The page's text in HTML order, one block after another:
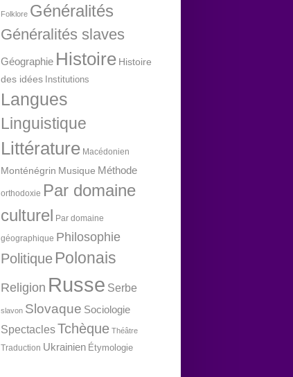
Folklore Généralités
Généralités slaves
Géographie Histoire Histoire
des idées Institutions
Langues
Linguistique
Littérature Macédonien
Monténégrin Musique Méthode
orthodoxie Par domaine
culturel Par domaine
géographique Philosophie
Politique Polonais
Religion Russe Serbe
slavon Slovaque Sociologie
SpectaclesTchèque Théâtre
Traduction Ukrainien Étymologie